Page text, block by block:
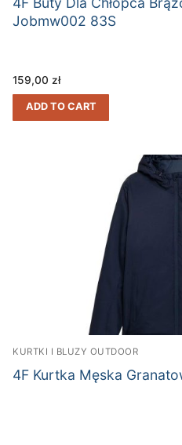
Jobmw002 83S
159,00 zł
ADD TO CART
KURTKI I BLUZY OUTDOOR
4F Kurtka Męska